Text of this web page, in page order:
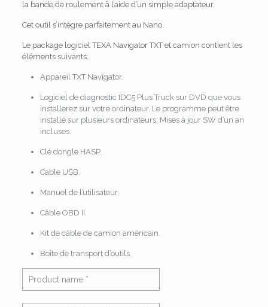
la bande de roulement à l’aide d’un simple adaptateur.
Cet outil s’intègre parfaitement au Nano.
Le package logiciel TEXA Navigator TXT et camion contient les
éléments suivants:
Appareil TXT Navigator.
Logiciel de diagnostic IDC5 Plus Truck sur DVD que vous
installerez sur votre ordinateur. Le programme peut être
installé sur plusieurs ordinateurs. Mises à jour SW d’un an
incluses.
Clé dongle HASP.
Cable USB.
Manuel de l’utilisateur.
Câble OBD II.
Kit de câble de camion américain.
Boîte de transport d’outils.